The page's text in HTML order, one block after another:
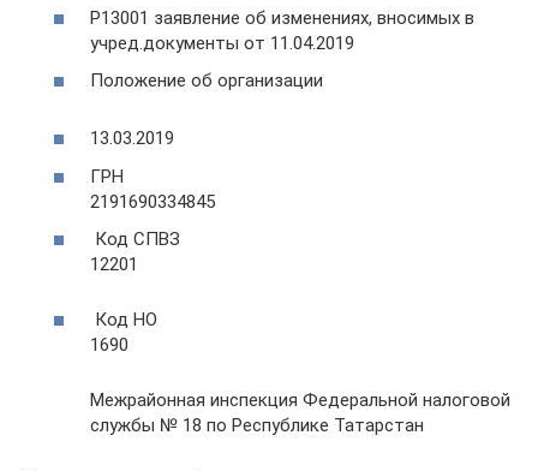
Р13001 заявление об изменениях, вносимых в
учред.документы от 11.04.2019
Положение об организации
13.03.2019
ГРН
2191690334845
Код СПВЗ
12201
Код НО
1690
Межрайонная инспекция Федеральной налоговой
службы № 18 по Республике Татарстан